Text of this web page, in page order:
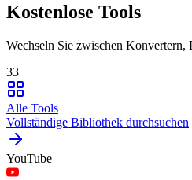
Kostenlose Tools
Wechseln Sie zwischen Konvertern,
33
Alle Tools
Vollständige Bibliothek durchsuchen
YouTube